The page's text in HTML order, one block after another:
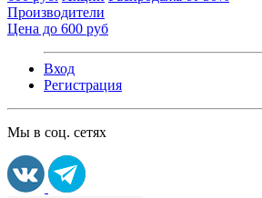
Производители
Цена до 600 руб
Вход
Регистрация
Мы в соц. сетях